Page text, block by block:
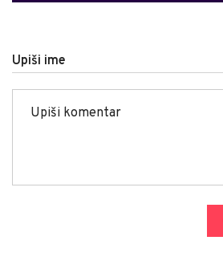
Upiši ime